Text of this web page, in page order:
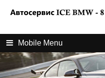
Mobile Menu